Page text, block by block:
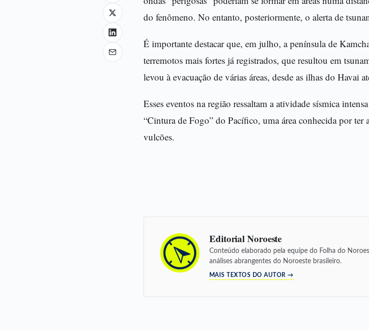
do fenômeno. No entanto, posteriormente, o alerta de
É importante destacar que, em julho, a península de
terremotos mais fortes já registrados, que resultou em
levou à evacuação de várias áreas, desde as ilhas do Havai
Esses eventos na região ressaltam a atividade sísmica
“Cintura de Fogo” do Pacífico, uma área conhecida por ter
vulcões.
Editorial Noroeste
Conteúdo elaborado pela equipe do Folha do
análises abrangentes do Noroeste brasileiro.
MAIS TEXTOS DO AUTOR →